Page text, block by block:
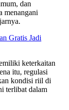
dan
menangani
Gratis Jadi
keterkaitan
itu, regulasi
kondisi riil di
terlibat dalam